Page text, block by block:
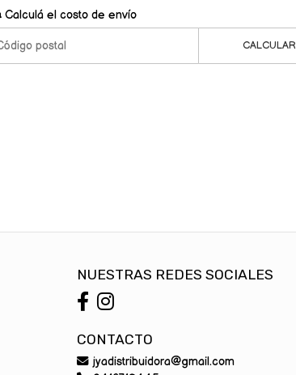
Calculá el costo de envío
CALCULAR
NUESTRAS REDES SOCIALES
CONTACTO
jyadistribuidora@gmail.com